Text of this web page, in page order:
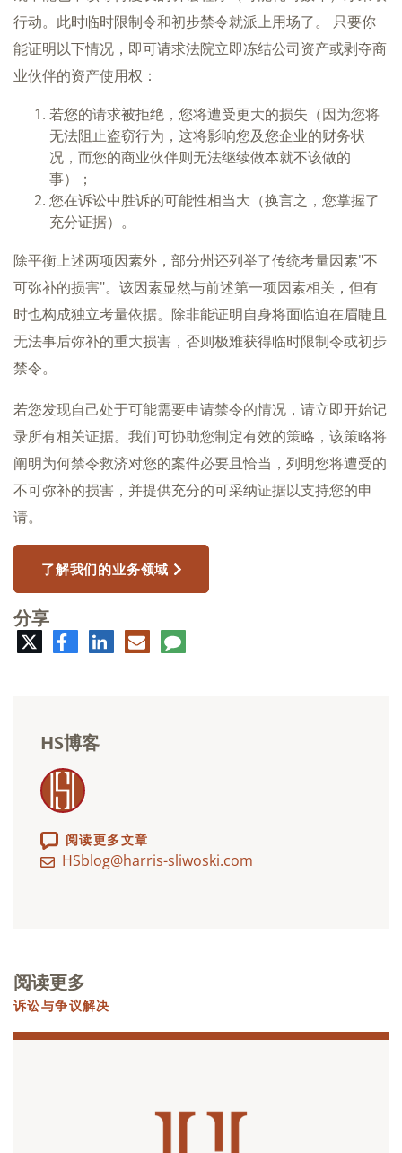
行动。此时临时限制令和初步禁令就派上用场了。 只要你
能证明以下情况，即可请求法院立即冻结公司资产或剥夺商
业伙伴的资产使用权：
若您的请求被拒绝，您将遭受更大的损失（因为您将
无法阻止盗窃行为，这将影响您及您企业的财务状
况，而您的商业伙伴则无法继续做本就不该做的
事）；
您在诉讼中胜诉的可能性相当大（换言之，您掌握了
充分证据）。
除平衡上述两项因素外，部分州还列举了传统考量因素"不
可弥补的损害"。该因素显然与前述第一项因素相关，但有
时也构成独立考量依据。除非能证明自身将面临迫在眉睫且
无法事后弥补的重大损害，否则极难获得临时限制令或初步
禁令。
若您发现自己处于可能需要申请禁令的情况，请立即开始记
录所有相关证据。我们可协助您制定有效的策略，该策略将
阐明为何禁令救济对您的案件必要且恰当，列明您将遭受的
不可弥补的损害，并提供充分的可采纳证据以支持您的申
请。
了解我们的业务领域
分享
特
脸
书
领
英
电
子
评
论
HS博客
阅读更多文章
HSblog@harris-sliwoski.com
阅读更多
诉讼与争议解决